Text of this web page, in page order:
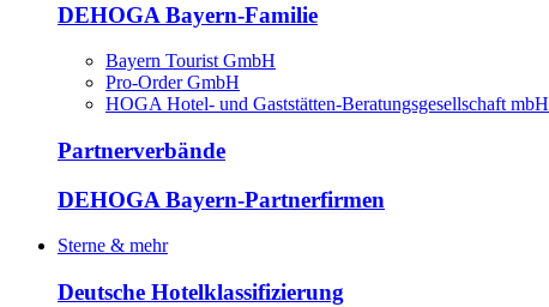
DEHOGA Bayern-Familie
Bayern Tourist GmbH
Pro-Order GmbH
HOGA Hotel- und Gaststätten-Beratungsgesellschaft mbH
Partnerverbände
DEHOGA Bayern-Partnerfirmen
Sterne & mehr
Deutsche Hotelklassifizierung